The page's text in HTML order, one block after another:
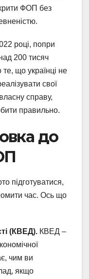
ФОП без
році, попри
200 тисяч
що українці не
свої
справу,
правильно.
до
підготуватися,
час. Ось що
(КВЕД). КВЕД –
чим ви
якщо